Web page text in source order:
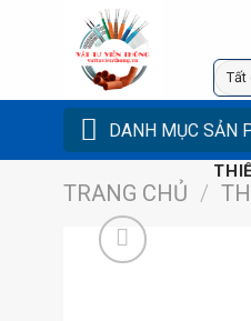
DANH MỤC SẢN
TRANG CHỦ /